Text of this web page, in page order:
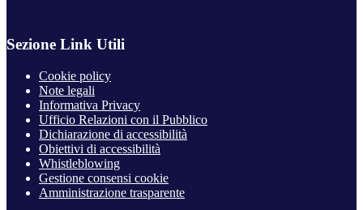
Sezione Link Utili
Cookie policy
Note legali
Informativa Privacy
Ufficio Relazioni con il Pubblico
Dichiarazione di accessibilità
Obiettivi di accessibilità
Whistleblowing
Gestione consensi cookie
Amministrazione trasparente